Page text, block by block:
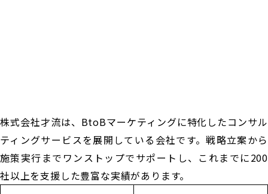
株式会社才流は、BtoBマーケティングに特化したコンサル
ティングサービスを展開している会社です。戦略立案から
施策実行までワンストップでサポートし、これまでに200
社以上を支援した豊富な実績があります。